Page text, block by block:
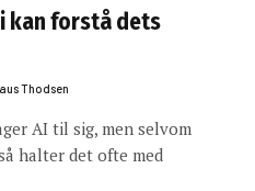
kan forstå dets
Thodsen
AI til sig, men selvom
halter det ofte med